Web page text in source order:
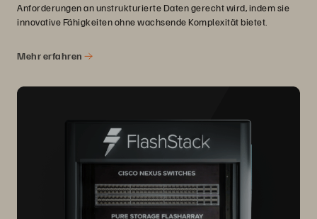
Anforderungen an unstrukturierte Daten gerecht wird, indem sie
innovative Fähigkeiten ohne wachsende Komplexität bietet.
Mehr erfahren